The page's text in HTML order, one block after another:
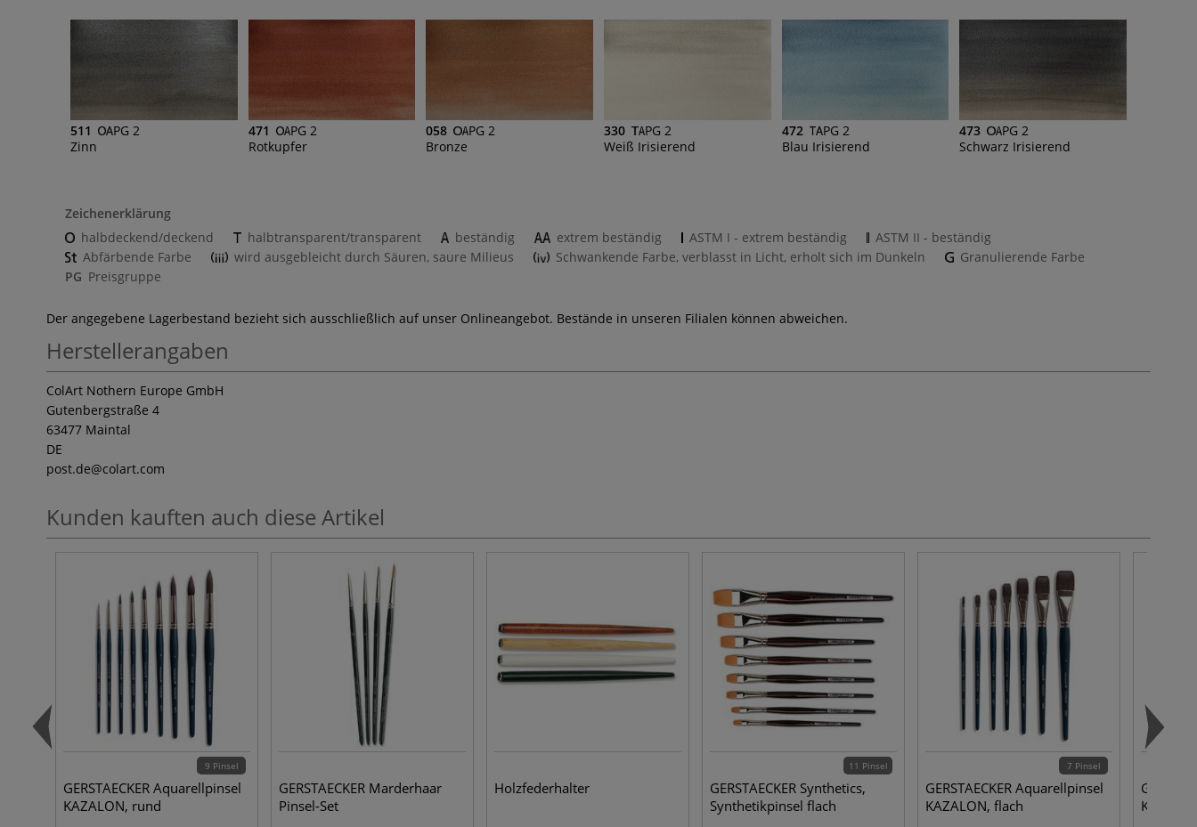
511
PG 2
Zinn
471
PG 2
Rotkupfer
058
PG 2
Bronze
330
PG 2
Weiß Irisierend
472
PG 2
Blau Irisierend
473
PG 2
Schwarz Irisierend
Zeichenerklärung
halbdeckend/deckend
halbtransparent/transparent beständig extrem beständig ASTM I - extrem beständig
ASTM II - beständig
Abfärbende Farbe
wird ausgebleicht durch Säuren, saure Milieus Schwankende Farbe, verblasst in Licht, erholt sich im Dunkeln
Granulierende Farbe
PG Preisgruppe
Der angegebene Lagerbestand bezieht sich ausschließlich auf unser Onlineangebot. Bestände in unseren Filialen können abweichen.
Herstellerangaben
ColArt Nothern Europe GmbH
Gutenbergstraße 4
63477 Maintal
DE
post.de@colart.com
Kunden kauften auch diese Artikel
9 Pinsel
GERSTAECKER Aquarellpinsel
KAZALON, rund
GERSTAECKER Marderhaar
Pinsel-Set
Holzfederhalter
11 Pinsel
GERSTAECKER Synthetics,
Synthetikpinsel flach
7 Pinsel
GERSTAECKER Aquarellpinsel
KAZALON, flach